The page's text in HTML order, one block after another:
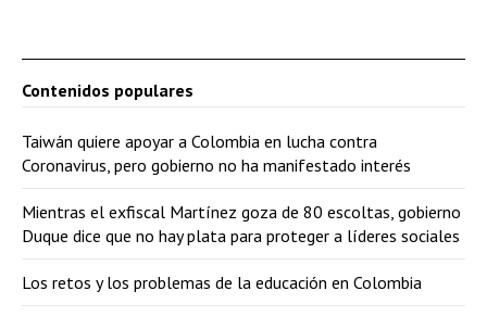
Contenidos populares
Taiwán quiere apoyar a Colombia en lucha contra
Coronavirus, pero gobierno no ha manifestado interés
Mientras el exfiscal Martínez goza de 80 escoltas, gobierno
Duque dice que no hay plata para proteger a líderes sociales
Los retos y los problemas de la educación en Colombia